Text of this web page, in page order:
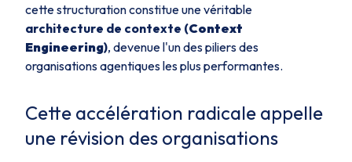
cette structuration constitue une véritable
architecture de contexte (Context
Engineering), devenue l'un des piliers des
organisations agentiques les plus performantes.
Cette accélération radicale appelle
une révision des organisations